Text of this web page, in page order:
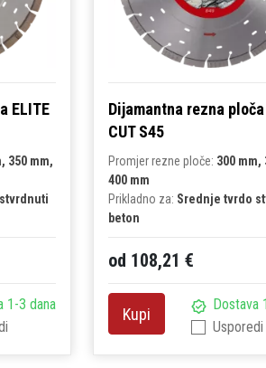
ELITE
350 mm,
1-3 dana
Dijamantna rezna ploča
CUT S45
Promjer rezne ploče: 300 mm,
400 mm
Prikladno za: Srednje tvrdo
beton
od 108,21 €
Kupi
Dostava
Usporedi